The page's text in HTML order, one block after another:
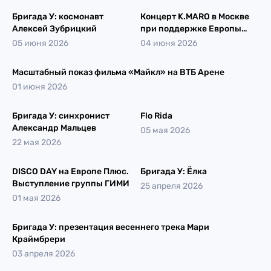
Бригада У: космонавт
Алексей Зубрицкий
05 июня 2026
Концерт K.MARO в Москве
при поддержке Европы
Плюс
04 июня 2026
Масштабный показ фильма «Майкл» на ВТБ Арене
01 июня 2026
Бригада У: синхронист
Александр Мальцев
22 мая 2026
Flo Rida
05 мая 2026
DISCO DAY на Европе Плюс.
Выступление группы ГИМИ
01 мая 2026
Бригада У: Ёлка
25 апреля 2026
Бригада У: презентация весеннего трека Мари
Краймбрери
03 апреля 2026